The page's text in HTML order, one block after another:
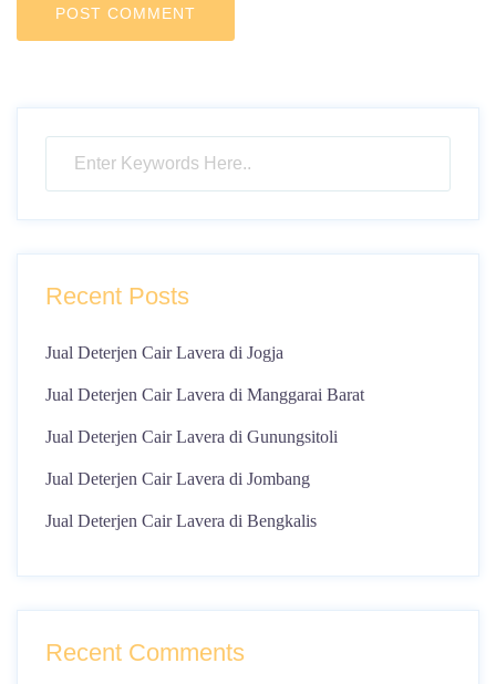
Recent Posts
Jual Deterjen Cair Lavera di Jogja
Jual Deterjen Cair Lavera di Manggarai Barat
Jual Deterjen Cair Lavera di Gunungsitoli
Jual Deterjen Cair Lavera di Jombang
Jual Deterjen Cair Lavera di Bengkalis
Recent Comments